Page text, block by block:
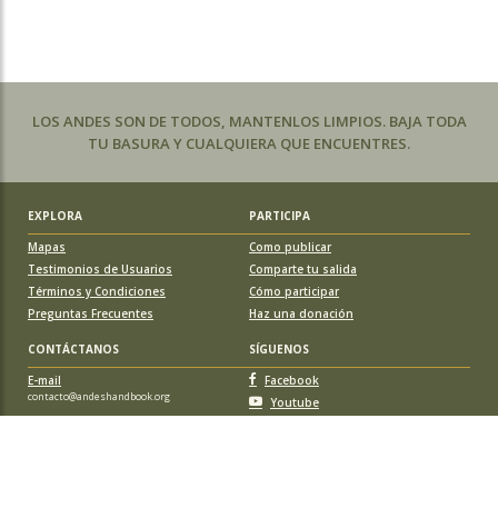
LOS ANDES SON DE TODOS, MANTENLOS LIMPIOS. BAJA TODA
TU BASURA Y CUALQUIERA QUE ENCUENTRES.
EXPLORA
PARTICIPA
Mapas
Testimonios de Usuarios
Términos y Condiciones
Preguntas Frecuentes
Como publicar
Comparte tu salida
Cómo participar
Haz una donación
CONTÁCTANOS
SÍGUENOS
E-mail
contacto@andeshandbook.org
Facebook
Youtube